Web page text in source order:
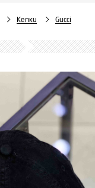
Кепки Gucci